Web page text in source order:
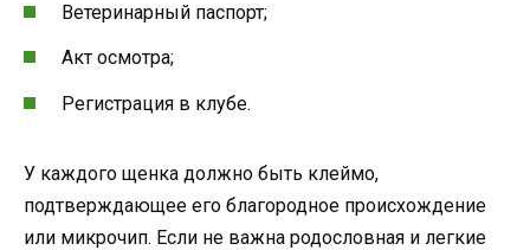
Ветеринарный паспорт;
Акт осмотра;
Регистрация в клубе.
У каждого щенка должно быть клеймо,
подтверждающее его благородное происхождение
или микрочип. Если не важна родословная и легкие